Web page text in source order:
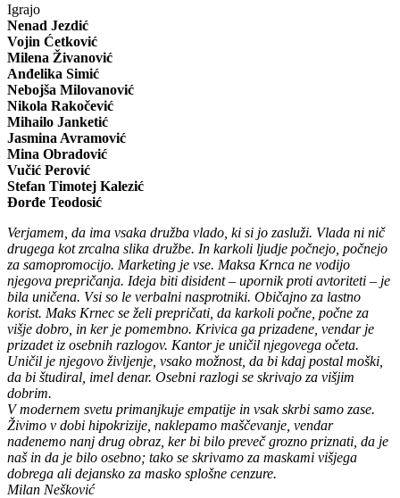
Igrajo
Nenad Jezdić
Vojin Ćetković
Milena Živanović
Anđelika Simić
Nebojša Milovanović
Nikola Rakočević
Mihailo Janketić
Jasmina Avramović
Mina Obradović
Vučić Perović
Stefan Timotej Kalezić
Đorđe Teodosić
Verjamem, da ima vsaka družba vlado, ki si jo zasluži. Vlada ni nič
drugega kot zrcalna slika družbe. In karkoli ljudje počnejo, počnejo
za samopromocijo. Marketing je vse. Maksa Krnca ne vodijo
njegova prepričanja. Ideja biti disident – upornik proti avtoriteti – je
bila uničena. Vsi so le verbalni nasprotniki. Običajno za lastno
korist. Maks Krnec se želi prepričati, da karkoli počne, počne za
višje dobro, in ker je pomembno. Krivica ga prizadene, vendar je
prizadet iz osebnih razlogov. Kantor je uničil njegovega očeta.
Uničil je njegovo življenje, vsako možnost, da bi kdaj postal moški,
da bi študiral, imel denar. Osebni razlogi se skrivajo za višjim
dobrim.
V modernem svetu primanjkuje empatije in vsak skrbi samo zase.
Živimo v dobi hipokrizije, naklepamo maščevanje, vendar
nadenemo nanj drug obraz, ker bi bilo preveč grozno priznati, da je
naš in da je bilo osebno; tako se skrivamo za maskami višjega
dobrega ali dejansko za masko splošne cenzure.
Milan Nešković